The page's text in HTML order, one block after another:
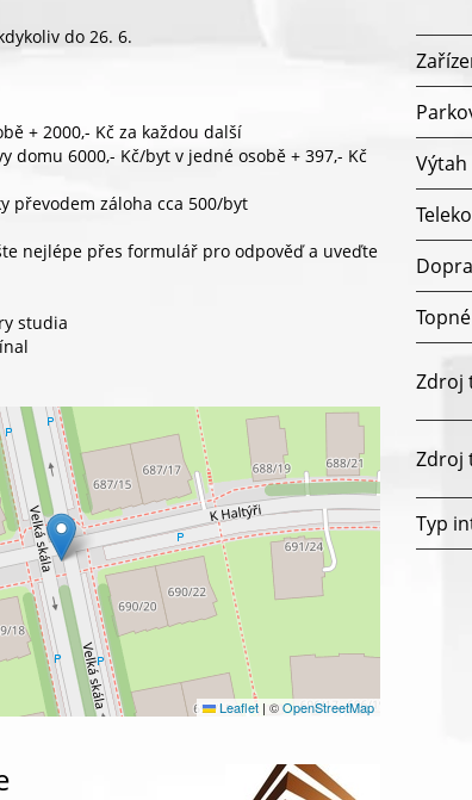
do 26. 6.
+ 2000,- Kč za každou další
domu 6000,- Kč/byt v jedné osobě + 397,- Kč
převodem záloha cca 500/byt
nejlépe přes formulář pro odpověď a uveďte
studia
Leaflet | ©OpenStreetMap
Výtah
Zdroj
Zdroj
Typ